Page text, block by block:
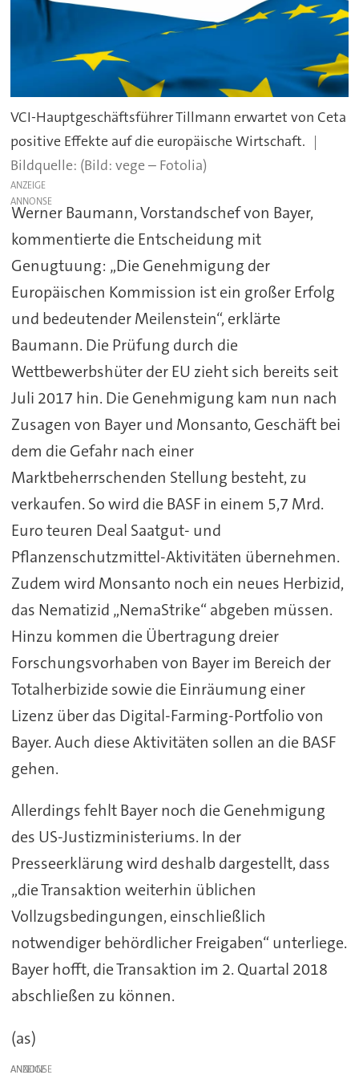
VCI-Hauptgeschäftsführer Tillmann erwartet von Ceta
positive Effekte auf die europäische Wirtschaft.
(Bild: vege – Fotolia)
ANZEIGE
Werner Baumann, Vorstandschef von Bayer,
kommentierte die Entscheidung mit
Genugtuung: „Die Genehmigung der
Europäischen Kommission ist ein großer Erfolg
und bedeutender Meilenstein“, erklärte
Baumann. Die Prüfung durch die
Wettbewerbshüter der EU zieht sich bereits seit
Juli 2017 hin. Die Genehmigung kam nun nach
Zusagen von Bayer und Monsanto, Geschäft bei
dem die Gefahr nach einer
Marktbeherrschenden Stellung besteht, zu
verkaufen. So wird die BASF in einem 5,7 Mrd.
Euro teuren Deal Saatgut- und
Pflanzenschutzmittel-Aktivitäten übernehmen.
Zudem wird Monsanto noch ein neues Herbizid,
das Nematizid „NemaStrike“ abgeben müssen.
Hinzu kommen die Übertragung dreier
Forschungsvorhaben von Bayer im Bereich der
Totalherbizide sowie die Einräumung einer
Lizenz über das Digital-Farming-Portfolio von
Bayer. Auch diese Aktivitäten sollen an die BASF
gehen.
Allerdings fehlt Bayer noch die Genehmigung
des US-Justizministeriums. In der
Presseerklärung wird deshalb dargestellt, dass
„die Transaktion weiterhin üblichen
Vollzugsbedingungen, einschließlich
notwendiger behördlicher Freigaben“ unterliege.
Bayer hofft, die Transaktion im 2. Quartal 2018
abschließen zu können.
(as)
ANZEIGE